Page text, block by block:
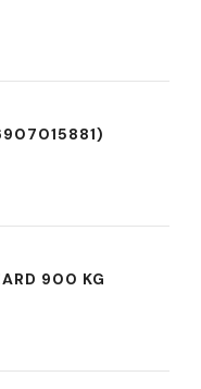
900 KG